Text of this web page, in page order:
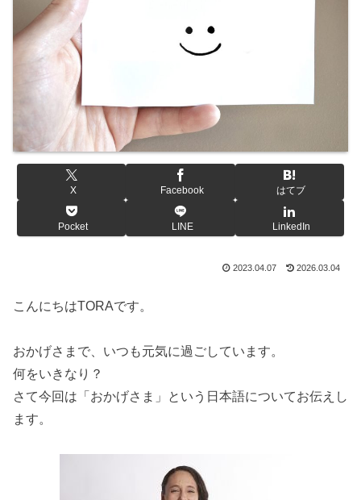
X Facebook はてブ
Pocket LINE LinkedIn
2023.04.07 2026.03.04
こんにちはTORAです。
おかげさまで、いつも元気に過ごしています。
何をいきなり？
さて今回は「おかげさま」という日本語についてお伝えし
ます。